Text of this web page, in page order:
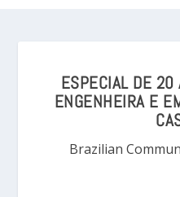
ESPECIAL DE 20
ENGENHEIRA E
Brazilian